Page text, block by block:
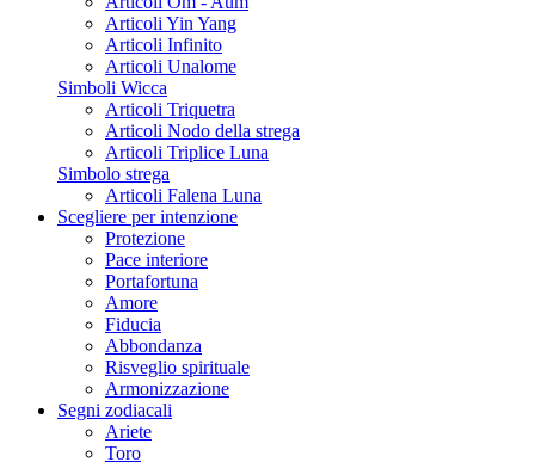
Articoli Yin Yang
Articoli Infinito
Articoli Unalome
Simboli Wicca
Articoli Triquetra
Articoli Nodo della strega
Articoli Triplice Luna
Simbolo strega
Articoli Falena Luna
Scegliere per intenzione
Protezione
Pace interiore
Portafortuna
Amore
Fiducia
Abbondanza
Risveglio spirituale
Armonizzazione
Segni zodiacali
Ariete
Toro